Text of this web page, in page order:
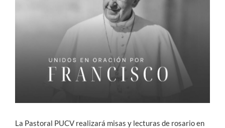
La Pastoral PUCV realizará misas y lecturas de rosario en